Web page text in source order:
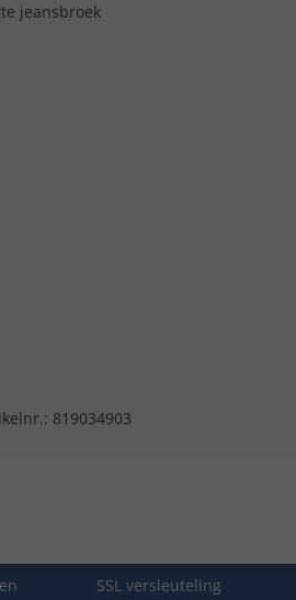
jeansbroek
819034903
SSL versleuteling